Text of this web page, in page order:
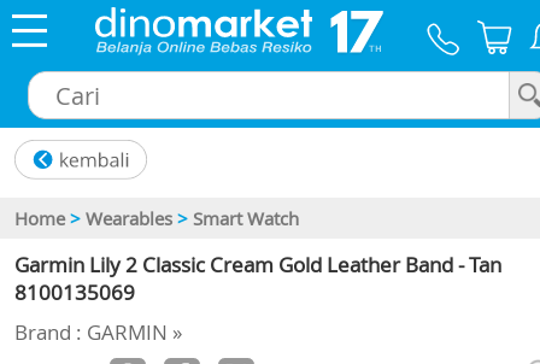
Home > Wearables > Smart Watch
Garmin Lily 2 Classic Cream Gold Leather Band - Tan
8100135069
Brand : GARMIN »